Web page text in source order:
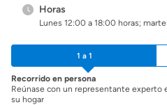
Horas
Lunes 12:00 a 18:00 horas;
1 a 1
Recorrido en persona
Reúnase con un representante experto
su hogar